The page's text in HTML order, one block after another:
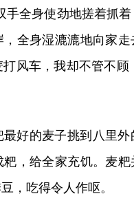
全身使劲地搓着抓
全身湿漉漉地向家
风车，我却不管不顾
好的麦子挑到八里
，给全家充饥。麦粑
，吃得令人作呕。